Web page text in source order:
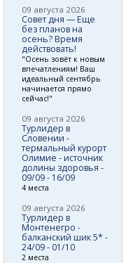
09 августа 2026
Совет дня — Еще
без планов на
осень? Время
действовать!
"Осень зовёт к новым
впечатлениям! Ваш
идеальный сентябрь
начинается прямо
сейчас!"
09 августа 2026
Турлидер в
Словении -
термальный курорт
Олимие - источник
долины здоровья -
09/09 - 16/09
4 места
09 августа 2026
Турлидер в
Монтенегро -
балканский шик 5* -
24/09 - 01/10
2 места